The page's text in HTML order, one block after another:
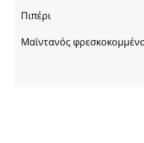
Πιπέρι
Μαϊντανός